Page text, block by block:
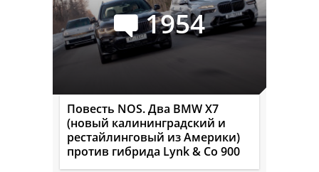
1954
Повесть NOS. Два BMW X7
(новый калининградский и
рестайлинговый из Америки)
против гибрида Lynk & Co 900